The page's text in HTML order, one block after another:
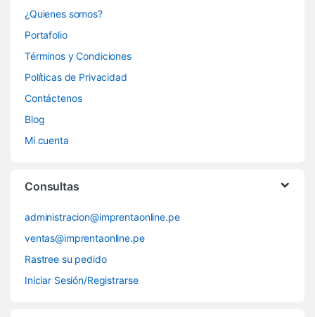
¿Quienes somos?
Portafolio
Términos y Condiciones
Políticas de Privacidad
Contáctenos
Blog
Mi cuenta
Consultas
administracion@imprentaonline.pe
ventas@imprentaonline.pe
Rastree su pedido
Iniciar Sesión/Registrarse